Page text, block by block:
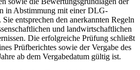
in Abstimmung mit einer DLG-
entsprechen den anerkannten Regeln
und landwirtschaftlichen
Die er­folgreiche Prüfung schließt
Prüfberichtes sowie der Vergabe des
ab dem Vergabe­datum gültig ist.